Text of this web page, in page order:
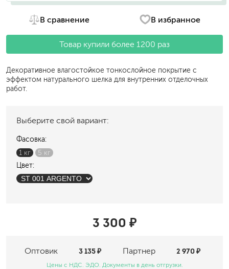
В сравнение В избранное
Товар купили более 1200 раз
Декоративное влагостойкое тонкослойное покрытие с
эффектом натурального шелка для внутренних отделочных
работ.
Выберите свой вариант:
Фасовка:
1 кг
5 кг
Цвет:
3 300 ₽
Оптовик Партнер
3 135 ₽ 2 970 ₽
Цены с НДС. ЭДО. Документы в день отгрузки.